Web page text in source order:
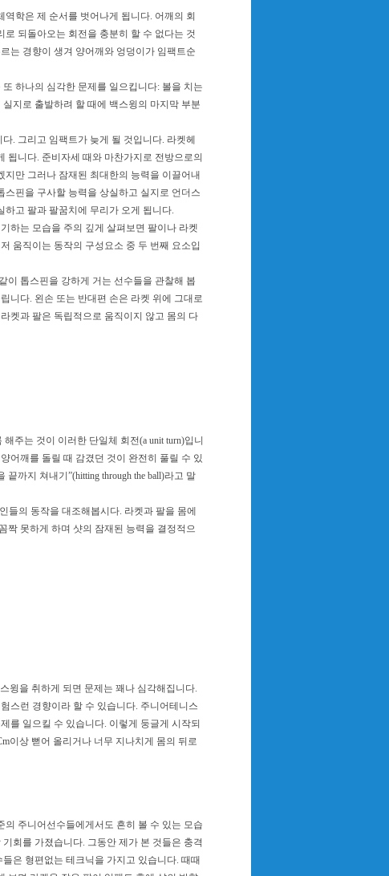
학은 제 순서를 벗어나게 됩니다. 어깨의 회
되돌아오는 회전을 충분히 할 수 없다는 것
는 경향이 생겨 양어깨와 엉덩이가 임팩트순
하나의 심각한 문제를 일으킵니다: 볼을 치는
지로 출발하려 할 때에 백스윙의 마지막 부분
. 그리고 임팩트가 늦게 될 것입니다. 라켓헤
됩니다. 준비자세 때와 마찬가지로 전방으로의
만 그러나 잠재된 최대한의 능력을 이끌어내
핀을 구사할 능력을 상실하고 실지로 언더스
고 팔과 팔꿈치에 무리가 오게 됩니다.
하는 모습을 주의 깊게 살펴보면 팔이나 라켓
움직이는 동작의 구성요소 중 두 번째 요소입
이 톱스핀을 강하게 거는 선수들을 관찰해 봅
니다. 왼손 또는 반대편 손은 라켓 위에 그대로
켓과 팔은 독립적으로 움직이지 않고 몸의 다
주는 것이 이러한 단일체 회전(a unit turn)입니
어깨를 돌릴 때 감겼던 것이 완전히 풀릴 수 있
까지 쳐내기”(hitting through the ball)라고 말
들의 동작을 대조해봅시다. 라켓과 팔을 몸에
짝 못하게 하며 샷의 잠재된 능력을 결정적으
윙을 취하게 되면 문제는 꽤나 심각해집니다.
스런 경향이라 할 수 있습니다. 주니어테니스
를 일으킬 수 있습니다. 이렇게 둥글게 시작되
이상 뻗어 올리거나 너무 지나치게 몸의 뒤로
주니어선수들에게서도 흔히 볼 수 있는 모습
회를 가졌습니다. 그동안 제가 본 것들은 충격
은 형편없는 테크닉을 가지고 있습니다. 때때